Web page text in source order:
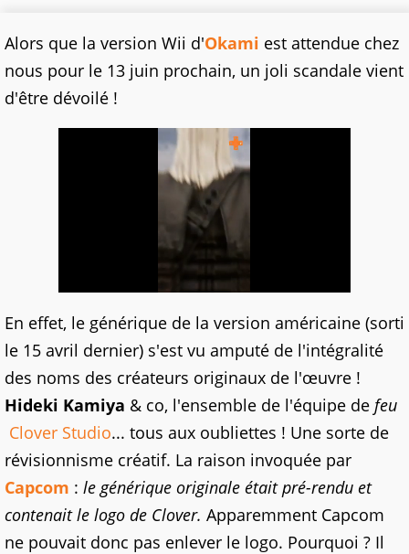
Alors que la version Wii d'Okami est attendue chez
nous pour le 13 juin prochain, un joli scandale vient
d'être dévoilé !
En effet, le générique de la version américaine (sorti
le 15 avril dernier) s'est vu amputé de l'intégralité
des noms des créateurs originaux de l'œuvre !
Hideki Kamiya & co, l'ensemble de l'équipe de feu
Clover Studio... tous aux oubliettes ! Une sorte de
révisionnisme créatif. La raison invoquée par
Capcom : le générique originale était pré-rendu et
contenait le logo de Clover. Apparemment Capcom
ne pouvait donc pas enlever le logo. Pourquoi ? Il